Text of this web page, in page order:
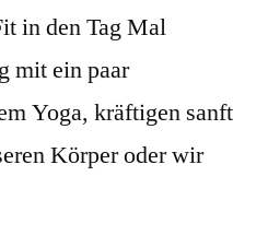
in den Tag Mal
mit ein paar
Yoga, kräftigen sanft
Körper oder wir